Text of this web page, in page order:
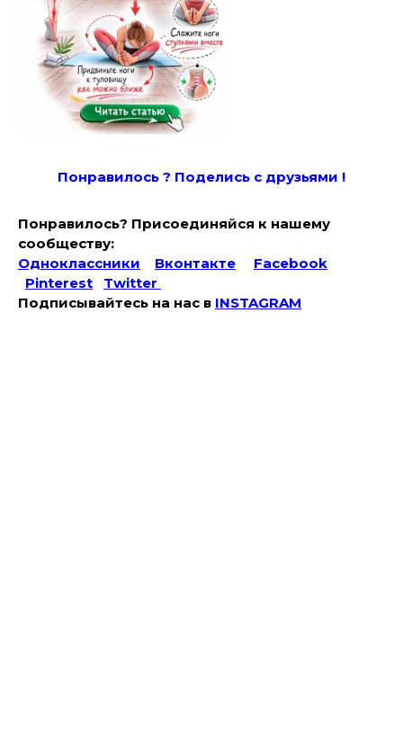
Понравилось ? Поделись с друзьями !
Понравилось? Присоединяйся к нашему
сообществу:
Одноклассники
Вконтакте
Facebook
Pinterest
Twitter
Подписывайтесь на наc в INSTAGRAM